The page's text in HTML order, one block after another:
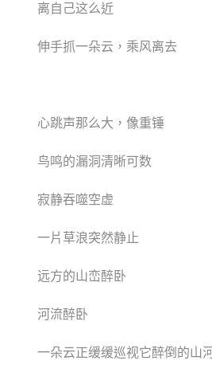
离自己这么近
伸手抓一朵云，乘风离去
心跳声那么大，像重锤
鸟鸣的漏洞清晰可数
寂静吞噬空虚
一片草浪突然静止
远方的山峦醉卧
河流醉卧
一朵云正缓缓巡视它醉倒的山河